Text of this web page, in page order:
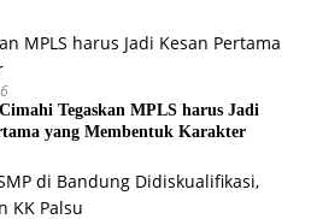
Tegaskan MPLS harus Jadi
yang Membentuk Karakter